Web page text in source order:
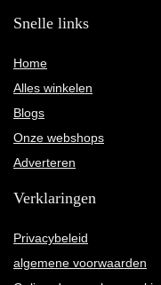
Snelle links
Home
Alles winkelen
Blogs
Onze webshops
Adverteren
Verklaringen
Privacybeleid
algemene voorwaarden